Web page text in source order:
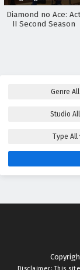
Diamond no Ace: Act
II Second Season
Genre All
Studio All
Type All